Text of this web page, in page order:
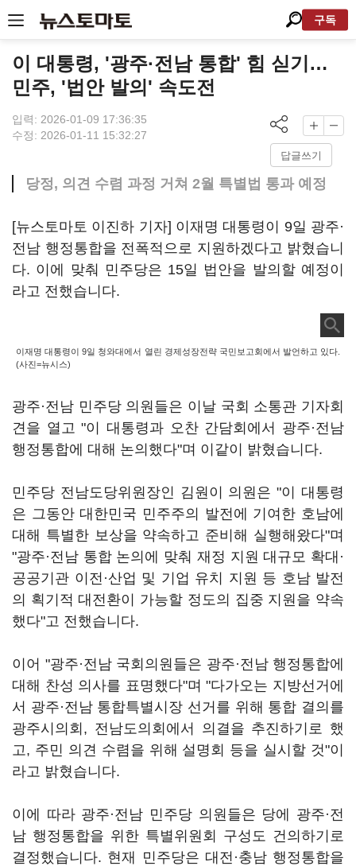
구독
이 대통령, '광주·전남 통합' 힘 싣기…
민주, '법안 발의' 속도전
입력: 2026-01-09 17:36:35
수정: 2026-01-11 15:32:27
답글쓰기
당정, 의견 수렴 과정 거쳐 2월 특별법 통과 예정
[뉴스토마토 이진하 기자] 이재명 대통령이 9일 광주·
전남 행정통합을 전폭적으로 지원하겠다고 밝혔습니
다. 이에 맞춰 민주당은 15일 법안을 발의할 예정이
라고 전했습니다.
이재명 대통령이 9일 청와대에서 열린 경제성장전략 국민보고회에서 발언하고 있다.
(사진=뉴시스)
광주·전남 민주당 의원들은 이날 국회 소통관 기자회
견을 열고 "이 대통령과 오찬 간담회에서 광주·전남
행정통합에 대해 논의했다"며 이같이 밝혔습니다.
민주당 전남도당위원장인 김원이 의원은 "이 대통령
은 그동안 대한민국 민주주의 발전에 기여한 호남에
대해 특별한 보상을 약속하고 준비해 실행해왔다"며
"광주·전남 통합 논의에 맞춰 재정 지원 대규모 확대·
공공기관 이전·산업 및 기업 유치 지원 등 호남 발전
의 획기적 대전환이 가능할 정도의 집중 지원을 약속
했다"고 전했습니다.
이어 "광주·전남 국회의원들은 광주·전남 행정통합에
대해 찬성 의사를 표명했다"며 "다가오는 지방선거에
서 광주·전남 통합특별시장 선거를 위해 통합 결의를
광주시의회, 전남도의회에서 의결을 추진하기로 했
고, 주민 의견 수렴을 위해 설명회 등을 실시할 것"이
라고 밝혔습니다.
이에 따라 광주·전남 민주당 의원들은 당에 광주·전
남 행정통합을 위한 특별위원회 구성도 건의하기로
결정했습니다. 현재 민주당은 대전·충남 행정통합을